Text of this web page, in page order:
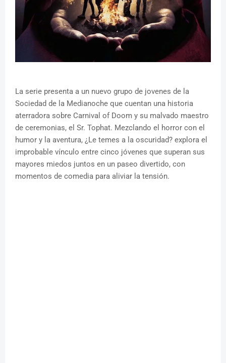
La serie presenta a un nuevo grupo de jovenes de la
Sociedad de la Medianoche que cuentan una historia
aterradora sobre Carnival of Doom y su malvado maestro
de ceremonias, el Sr. Tophat. Mezclando el horror con el
humor y la aventura, ¿Le temes a la oscuridad? explora el
improbable vínculo entre cinco jóvenes que superan sus
mayores miedos juntos en un paseo divertido, con
momentos de comedia para aliviar la tensión.